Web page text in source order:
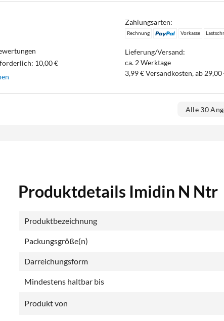
10,00 €
Zahlungsarten:
Rechnung Vorkasse
Lieferung/Versand:
ca. 2 Werktage
3,99 € Versandkosten, ab
Alle 30
Produktdetails Imidin N Ntr
Produktbezeichnung
Packungsgröße(n)
Darreichungsform
Mindestens haltbar bis
Produkt von